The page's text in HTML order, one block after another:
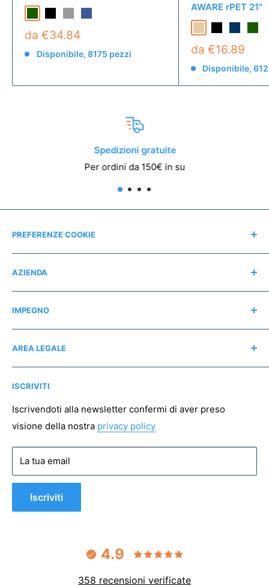
da €34.84
Disponibile, 8175 pezzi
AWARE rPET 21"
da €16.89
Disponibile,
Spedizioni gratuite
Per ordini da 150€ in su
PREFERENZE COOKIE
Modifica consensi
AZIENDA
Contatti
Chi siamo
Recensioni
Instagram
Mappa del sito
IMPEGNO
Regali consapevoli
Associazioni no profit
AREA LEGALE
Pagamento sicuro
Spedizioni
Resi
Condizioni di vendita
Privacy policy
Cookie policy
ISCRIVITI
Iscrivendoti alla newsletter confermi di aver preso
visione della nostra privacy policy
La tua email
Iscriviti
4.9
358 recensioni verificate